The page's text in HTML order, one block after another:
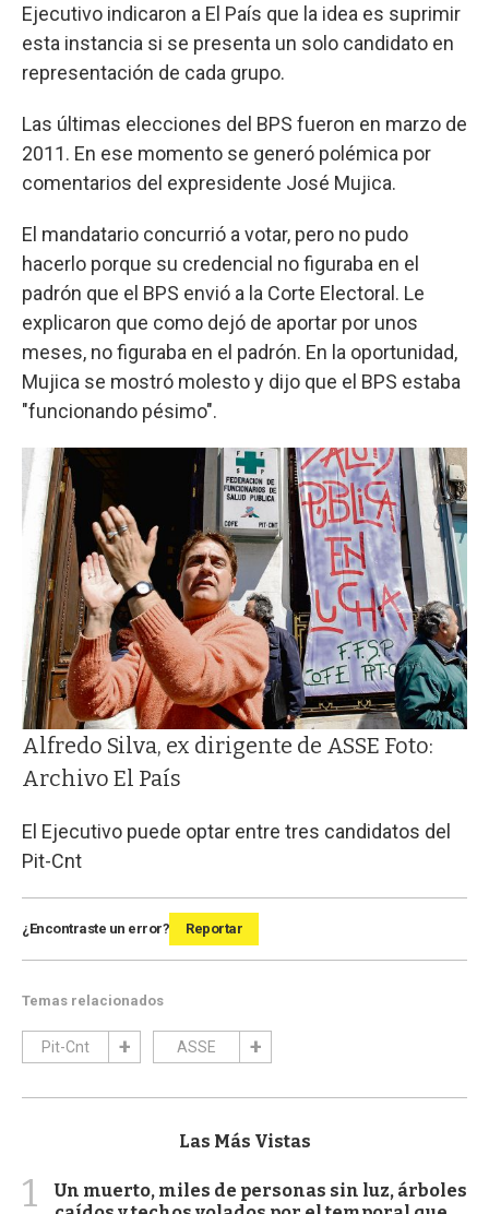
Ejecutivo indicaron a El País que la idea es suprimir
esta instancia si se presenta un solo candidato en
representación de cada grupo.
Las últimas elecciones del BPS fueron en marzo de
2011. En ese momento se generó polémica por
comentarios del expresidente José Mujica.
El mandatario concurrió a votar, pero no pudo
hacerlo porque su credencial no figuraba en el
padrón que el BPS envió a la Corte Electoral. Le
explicaron que como dejó de aportar por unos
meses, no figuraba en el padrón. En la oportunidad,
Mujica se mostró molesto y dijo que el BPS estaba
"funcionando pésimo".
Alfredo Silva, ex dirigente de ASSE Foto:
Archivo El País
El Ejecutivo puede optar entre tres candidatos del
Pit-Cnt
¿Encontraste un error? Reportar
Temas relacionados
Pit-Cnt ASSE
Las Más Vistas
1
Un muerto, miles de personas sin luz, árboles